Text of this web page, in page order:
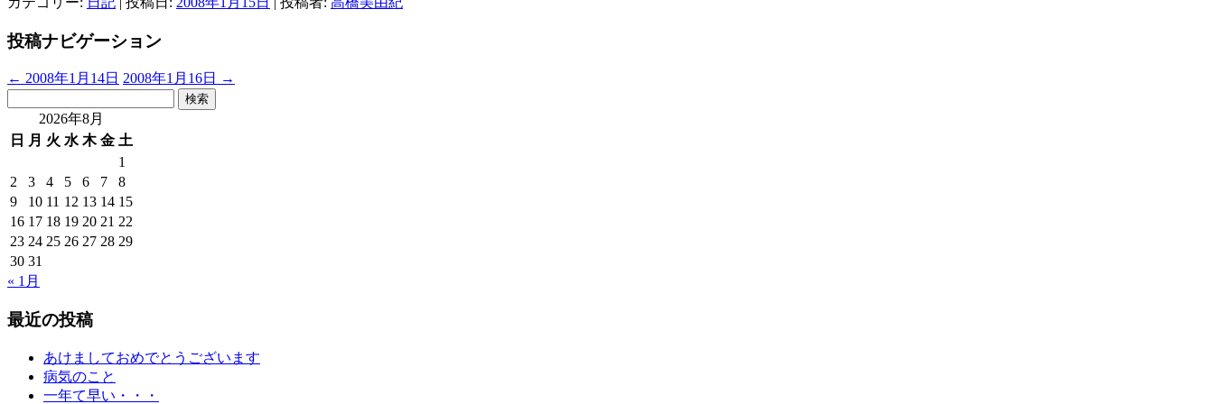
投稿ナビゲーション
← 2008年1月14日 2008年1月16日
→
2026年8月
日
月 火 水 木 金 土
1
2
3 4 5 6 7
8
9
10 11 12 13 14 15
16 17 18 19 20 21 22
23 24 25 26 27 28 29
30 31
« 1月
最近の投稿
あけましておめでとうございます
病気のこと
一年て早い・・・